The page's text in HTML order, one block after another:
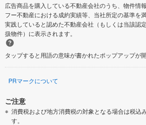
広告商品を購入している不動産会社のうち、物件情
フー不動産における成約実績等、当社所定の基準を
実践していると認めた不動産会社（もしくは当該認
扱物件）に表示されます。
タップすると用語の意味が書かれたポップアップが開
PRマークについて
ご注意
消費税および地方消費税の対象となる場合は税込
す。